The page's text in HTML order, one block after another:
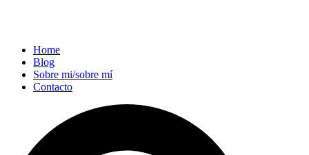
Home
Blog
Sobre mi/sobre mí
Contacto